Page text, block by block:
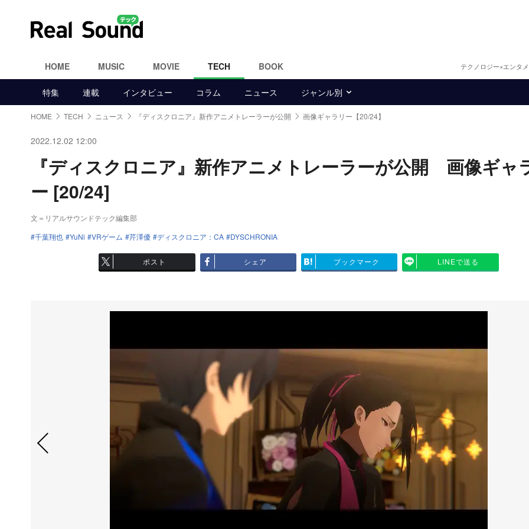
HOME MUSIC MOVIE TECH BOOK テクノロジー×エンタ
特集 連載 インタビュー コラム ニュース ジャンル別
HOME TECH ニュース 『ディスクロニア』新作アニメトレーラーが公開 画像ギャラリー【20/24】
2022.12.02 12:00
『ディスクロニア』新作アニメトレーラーが公開 画像ギャ
ー [20/24]
文＝リアルサウンドテック編集部
千葉翔也
YuNi VRゲーム 芹澤優 ディスクロニア：CA DYSCHRONIA
ポスト シェア ブックマーク LINEで送る